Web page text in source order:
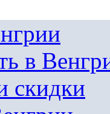
в
скидки